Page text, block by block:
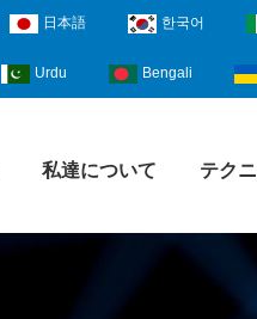
日本語 한국어
Urdu Bengali
私達について テク